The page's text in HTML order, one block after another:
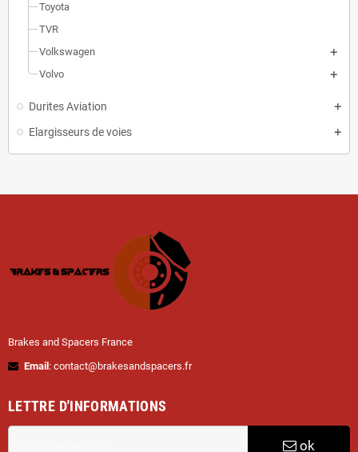
Toyota
TVR
Volkswagen
Volvo
Durites Aviation
Elargisseurs de voies
Brakes and Spacers France
Email : contact@brakesandspacers.fr
LETTRE D'INFORMATIONS
ok